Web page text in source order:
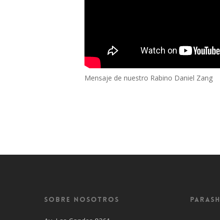
Mensaje de nuestro Rabino Daniel Zang
Sobre Nosotros